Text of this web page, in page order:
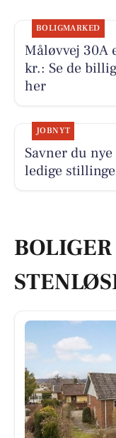
BOLIGMARKED
Måløvvej 30A
kr.: Se de
her
JOBNYT
Savner du
ledige